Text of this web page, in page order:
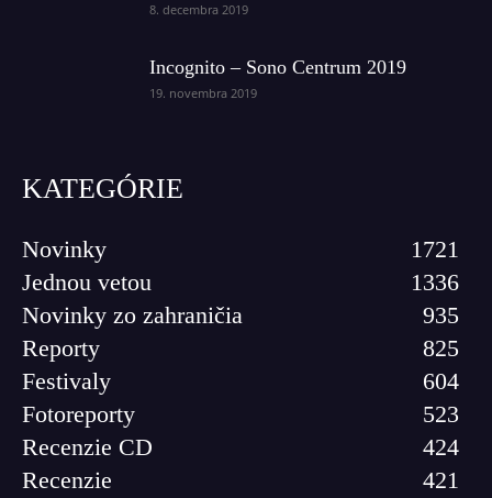
8. decembra 2019
Incognito – Sono Centrum 2019
19. novembra 2019
KATEGÓRIE
Novinky
1721
Jednou vetou
1336
Novinky zo zahraničia
935
Reporty
825
Festivaly
604
Fotoreporty
523
Recenzie CD
424
Recenzie
421